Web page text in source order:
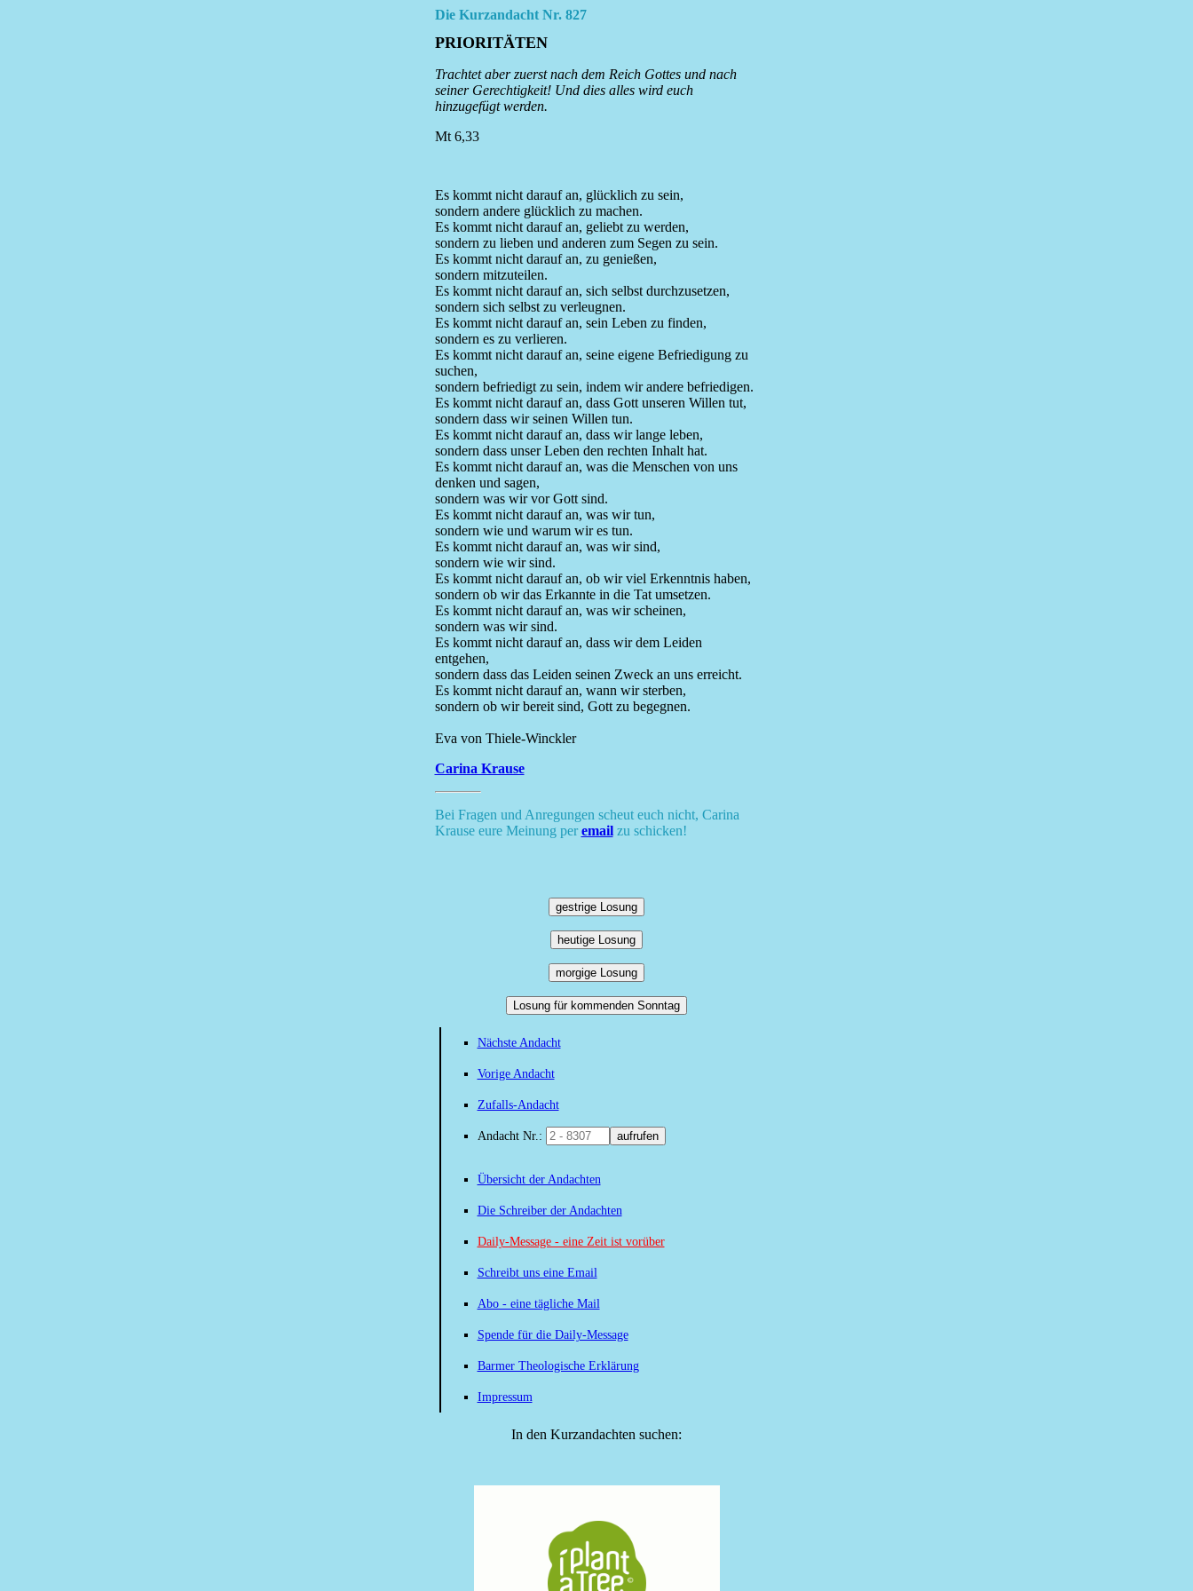
Die Kurzandacht Nr. 827
PRIORITÄTEN
Trachtet aber zuerst nach dem Reich Gottes und nach
seiner Gerechtigkeit! Und dies alles wird euch
hinzugefügt werden.
Mt 6,33
Es kommt nicht darauf an, glücklich zu sein,
sondern andere glücklich zu machen.
Es kommt nicht darauf an, geliebt zu werden,
sondern zu lieben und anderen zum Segen zu sein.
Es kommt nicht darauf an, zu genießen,
sondern mitzuteilen.
Es kommt nicht darauf an, sich selbst durchzusetzen,
sondern sich selbst zu verleugnen.
Es kommt nicht darauf an, sein Leben zu finden,
sondern es zu verlieren.
Es kommt nicht darauf an, seine eigene Befriedigung zu
suchen,
sondern befriedigt zu sein, indem wir andere befriedigen.
Es kommt nicht darauf an, dass Gott unseren Willen tut,
sondern dass wir seinen Willen tun.
Es kommt nicht darauf an, dass wir lange leben,
sondern dass unser Leben den rechten Inhalt hat.
Es kommt nicht darauf an, was die Menschen von uns
denken und sagen,
sondern was wir vor Gott sind.
Es kommt nicht darauf an, was wir tun,
sondern wie und warum wir es tun.
Es kommt nicht darauf an, was wir sind,
sondern wie wir sind.
Es kommt nicht darauf an, ob wir viel Erkenntnis haben,
sondern ob wir das Erkannte in die Tat umsetzen.
Es kommt nicht darauf an, was wir scheinen,
sondern was wir sind.
Es kommt nicht darauf an, dass wir dem Leiden
entgehen,
sondern dass das Leiden seinen Zweck an uns erreicht.
Es kommt nicht darauf an, wann wir sterben,
sondern ob wir bereit sind, Gott zu begegnen.
Eva von Thiele-Winckler
Carina Krause
Bei Fragen und Anregungen scheut euch nicht, Carina
Krause eure Meinung peremailzu schicken!
gestrige Losung
heutige Losung
morgige Losung
Losung für kommenden Sonntag
Nächste Andacht
Vorige Andacht
Zufalls-Andacht
Andacht Nr.: aufrufen
Übersicht der Andachten
Die Schreiber der Andachten
Daily-Message - eine Zeit ist vorüber
Schreibt uns eine Email
Abo - eine tägliche Mail
Spende für die Daily-Message
Barmer Theologische Erklärung
Impressum
In den Kurzandachten suchen: